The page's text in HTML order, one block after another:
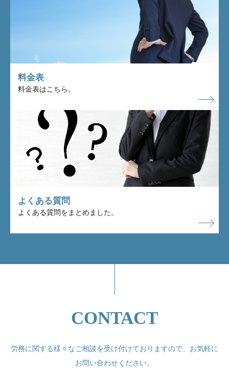
料金表
料金表はこちら。
よくある質問
よくある質問をまとめました。
CONTACT
労務に関する様々なご相談を受け付けておりますので、 お気軽に
お問い合わせください。